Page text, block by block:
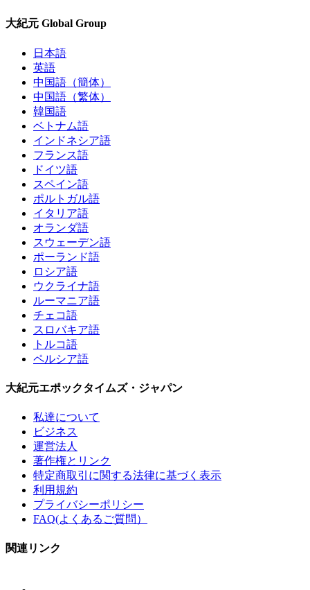
大紀元 Global Group
日本語
英語
中国語（簡体）
中国語（繁体）
韓国語
ベトナム語
インドネシア語
フランス語
ドイツ語
スペイン語
ポルトガル語
イタリア語
オランダ語
スウェーデン語
ポーランド語
ロシア語
ウクライナ語
ルーマニア語
チェコ語
スロバキア語
トルコ語
ペルシア語
大紀元エポックタイムズ・ジャパン
私達について
ビジネス
運営法人
著作権とリンク
特定商取引に関する法律に基づく表示
利用規約
プライバシーポリシー
FAQ(よくあるご質問）
関連リンク